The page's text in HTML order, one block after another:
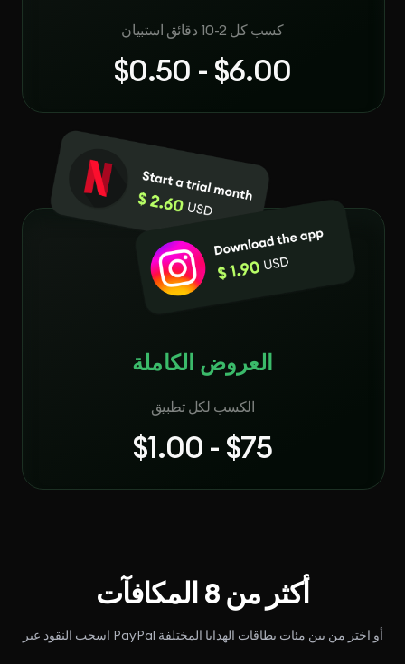
كسب كل 2-10 دقائق استبيان
$0.50 - $6.00
العروض الكاملة
الكسب لكل تطبيق
$1.00 - $75
أكثر من 8 المكافآت
اسحب النقود عبر PayPal أو اختر من بين مئات بطاقات الهدايا المختلفة